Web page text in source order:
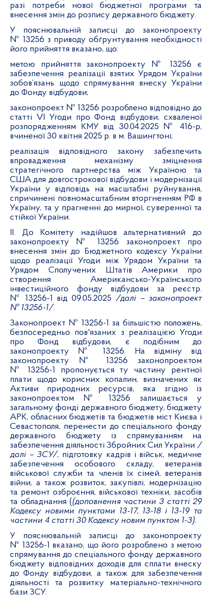
разі потреби нової бюджетної програми та
внесення змін до розпису державного бюджету.
У пояснювальній записці до законопроекту
№ 13256 з приводу обґрунтування необхідності
його прийняття вказано, що:
метою прийняття законопроекту № 13256 є
забезпечення реалізації взятих Урядом України
зобов’язань щодо спрямування внеску України
до Фонду відбудови;
законопроект № 13256 розроблено відповідно до
статті VI Угоди про Фонд відбудови, схваленої
розпорядженням КМУ від 30.04.2025 № 416-р,
вчиненої 30 квітня 2025 р. в м. Вашингтоні;
реалізація відповідного закону забезпечить
впровадження механізму зміцнення
стратегічного партнерства між Україною та
США для довгострокової відбудови і модернізації
України у відповідь на масштабні руйнування,
спричинені повномасштабним вторгненням РФ в
Україну, та у прагненні до мирної, суверенної та
стійкої України.
ІІ. До Комітету надійшов альтернативний до
законопроекту № 13256 законопроект про
внесення змін до Бюджетного кодексу України
щодо реалізації Угоди між Урядом України та
Урядом Сполучених Штатів Америки про
створення Американсько-Українського
інвестиційного фонду відбудови за реєстр.
№ 13256-1 від 09.05.2025 /далі – законопроект
№ 13256-1/.
Законопроект № 13256-1 за більшістю положень,
безпосередньо пов'язаних з реалізацією Угоди
про Фонд відбудови, є подібним до
законопроекту № 13256.
На відміну від
законопроекту № 13256 законопроектом
№ 13256-1 пропонується ту частину рентної
плати щодо корисних копалин, визначених як
Активи природних ресурсів, яка згідно із
законопроектом № 13256 залишається у
загальному фонді державного бюджету, бюджету
АРК, обласних бюджетів та бюджетів міст Києва і
Севастополя, перенести до спеціального фонду
державного бюджету із спрямуванням на
забезпечення діяльності Збройних Сил України /
далі – ЗСУ/, підготовку кадрів і військ, медичне
забезпечення особового складу, ветеранів
військової служби та членів їх сімей, ветеранів
війни, а також розвиток, закупівлі, модернізацію
та ремонт озброєння, військової техніки, засобів
та обладнання((доповнення частини 3 статті 29
Кодексу новими пунктами 13-17, 13-18 і 13-19 та
частини 4 статті 30 Кодексу новим пунктом 1-3).
У пояснювальній записці до законопроекту
№ 13256-1 вказано, що його розроблено з метою
спрямування до спеціального фонду державного
бюджету відповідних доходів для сплати внеску
до Фонду відбудови, а також для забезпечення
діяльності та розвитку матеріально-технічного
бази ЗСУ.